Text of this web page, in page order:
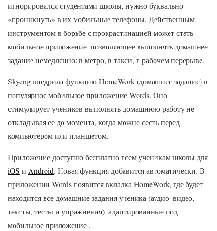
игнорировался студентами школы, нужно буквально
«проникнуть» в их мобильные телефоны. Действенным
инструментом в борьбе с прокрастинацией может стать
мобильное приложение, позволяющее выполнять домашнее
задание немедленно: в метро, в такси, в рабочем перерыве.
Skyeng внедрила функцию HomeWork (домашнее задание) в
популярное мобильное приложение Words. Оно
стимулирует учеников выполнять домашнюю работу не
откладывая ее до момента, когда можно сесть перед
компьютером или планшетом.
Приложение доступно бесплатно всем ученикам школы для
iOS и Android. Новая функция добавится автоматически. В
приложении Words появится вкладка HomeWork, где будет
находится все домашние задания ученика (аудио, видео,
тексты, тесты и упражнения), адаптированные под
мобильное приложение .